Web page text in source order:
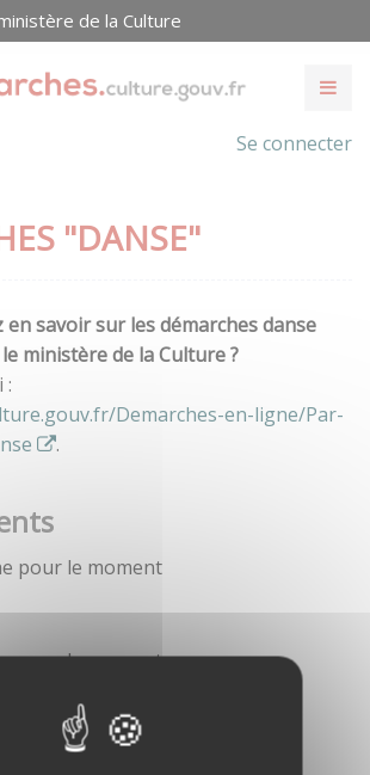
de la Culture
Se connecter
"DANSE"
savoir sur les démarches danse
ministère de la Culture ?
:
Demarches-en-ligne/Par-
.
pour le moment
pour le moment